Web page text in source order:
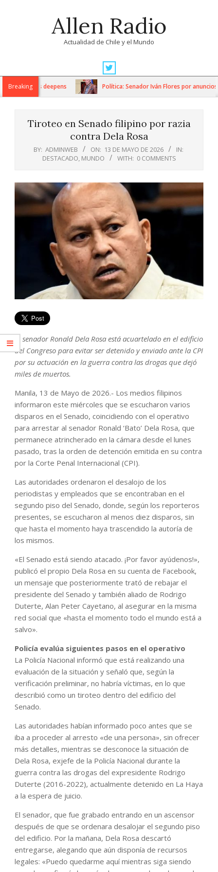
Allen Radio
Actualidad de Chile y el Mundo
Navigation
MenuBreaking
crisis deepens Política: Senador Iván Flores por anuncios
Tiroteo en Senado filipino por razia
contra Dela Rosa
BY: ADMINWEB ON: 13 DE MAYO DE 2026
IN:
DESTACADO, MUNDO WITH: 0 COMMENTS
El senador Ronald Dela Rosa está acuartelado en el edificio
del Congreso para evitar ser detenido y enviado ante la CPI
por su actuación en la guerra contra las drogas que dejó
miles de muertos.
Manila, 13 de Mayo de 2026.- Los medios filipinos
informaron este miércoles que se escucharon varios
disparos en el Senado, coincidiendo con el operativo
para arrestar al senador Ronald ‘Bato’ Dela Rosa, que
permanece atrincherado en la cámara desde el lunes
pasado, tras la orden de detención emitida en su contra
por la Corte Penal Internacional (CPI).
Las autoridades ordenaron el desalojo de los
periodistas y empleados que se encontraban en el
segundo piso del Senado, donde, según los reporteros
presentes, se escucharon al menos diez disparos, sin
que hasta el momento haya trascendido la autoría de
los mismos.
«El Senado está siendo atacado. ¡Por favor ayúdenos!»,
publicó el propio Dela Rosa en su cuenta de Facebook,
un mensaje que posteriormente trató de rebajar el
presidente del Senado y también aliado de Rodrigo
Duterte, Alan Peter Cayetano, al asegurar en la misma
red social que «hasta el momento todo el mundo está a
salvo».
Policía evalúa siguientes pasos en el operativo
La Policía Nacional informó que está realizando una
evaluación de la situación y señaló que, según la
verificación preliminar, no habría víctimas, en lo que
describió como un tiroteo dentro del edificio del
Senado.
Las autoridades habían informado poco antes que se
iba a proceder al arresto «de una persona», sin ofrecer
más detalles, mientras se desconoce la situación de
Dela Rosa, exjefe de la Policía Nacional durante la
guerra contra las drogas del expresidente Rodrigo
Duterte (2016-2022), actualmente detenido en La Haya
a la espera de juicio.
El senador, que fue grabado entrando en un ascensor
después de que se ordenara desalojar el segundo piso
del edificio. Por la mañana, Dela Rosa descartó
entregarse, alegando que aún disponía de recursos
legales: «Puedo quedarme aquí mientras siga siendo